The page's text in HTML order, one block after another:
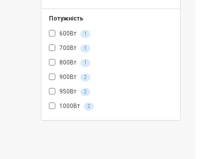
Потужність
600Вт 1
700Вт 1
800Вт 1
900Вт 2
950Вт 2
1000Вт 2